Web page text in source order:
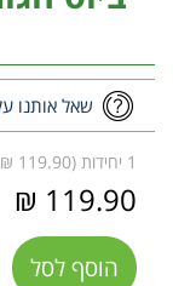
שאל אותנו
1 יחידות (119.90 ₪ ליחידה)
119.90 ₪
הוסף לסל